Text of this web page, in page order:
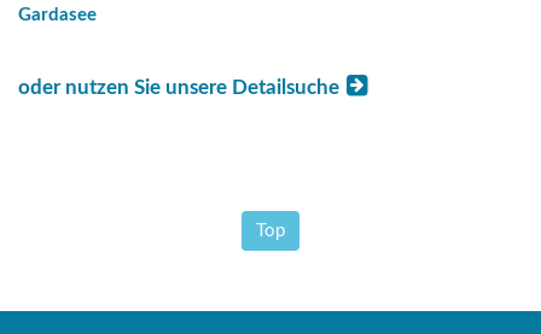
Gardasee
oder nutzen Sie unsere Detailsuche
Top